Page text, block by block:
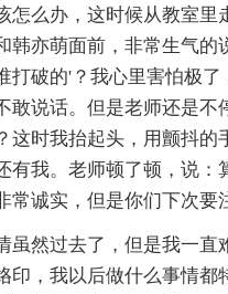
怎么办，这时候从教室里
韩亦萌面前，非常生气的
打破的'？我心里害怕极
敢说话。但是老师还是不
这时我抬起头，用颤抖的
有我。老师顿了顿，说：
常诚实，但是你们下次要
虽然过去了，但是我一直
印，我以后做什么事情都